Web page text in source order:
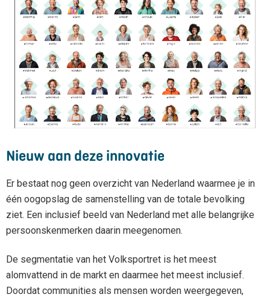
Nieuw aan deze innovatie
Er bestaat nog geen overzicht van Nederland waarmee je in
één oogopslag de samenstelling van de totale bevolking
ziet. Een inclusief beeld van Nederland met alle belangrijke
persoonskenmerken daarin meegenomen.
De segmentatie van het Volksportret is het meest
alomvattend in de markt en daarmee het meest inclusief.
Doordat communities als mensen worden weergegeven,